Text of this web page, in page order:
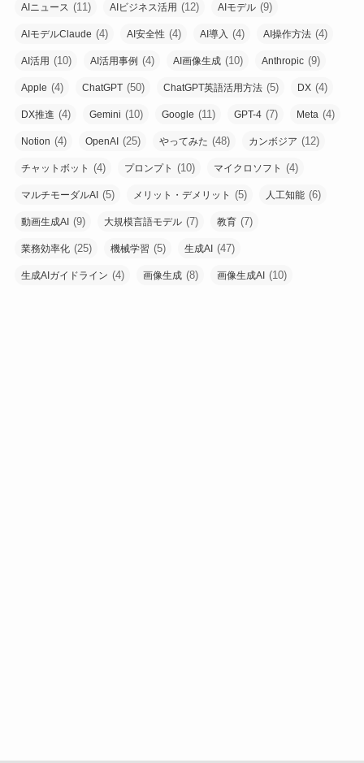
AIニュース (11) AIビジネス活用 (12) AIモデル (9)
AIモデルClaude (4) AI安全性 (4) AI導入 (4) AI操作方法 (4)
AI活用 (10) AI活用事例 (4) AI画像生成 (10) Anthropic (9)
Apple (4) ChatGPT (50) ChatGPT英語活用方法 (5) DX (4)
DX推進 (4) Gemini (10) Google (11) GPT-4 (7) Meta (4)
Notion (4) OpenAI (25) やってみた (48) カンボジア (12)
チャットボット (4) プロンプト (10) マイクロソフト (4)
マルチモーダルAI (5) メリット・デメリット (5) 人工知能 (6)
動画生成AI (9) 大規模言語モデル (7) 教育 (7)
業務効率化 (25) 機械学習 (5) 生成AI (47)
生成AIガイドライン (4) 画像生成 (8) 画像生成AI (10)